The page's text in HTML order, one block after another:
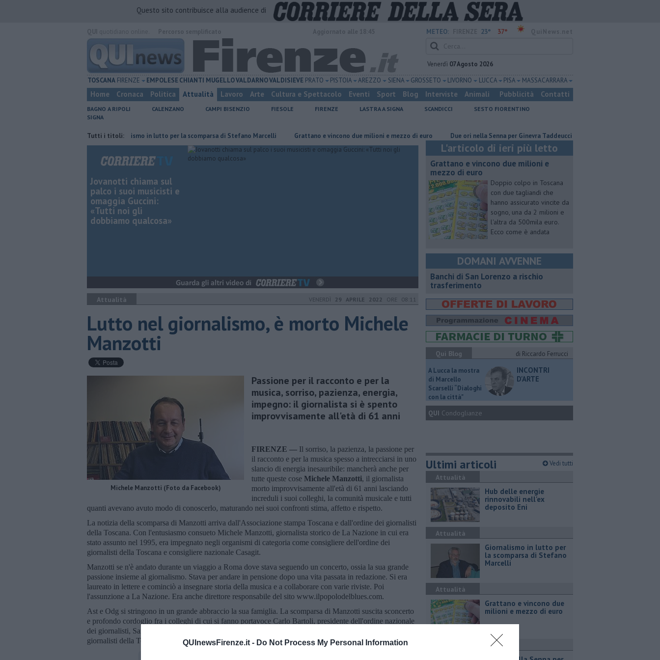
QUInewsFirenze.it - Do Not Process My Personal Information
Questo sito contribuisce alla audience di
METEO: 23° 37°
Venerdì 07 Agosto 2026
TOSCANA FIRENZE EMPOLESECHIANTI MUGELLOVALDARNOVALDISIEVE PRATO PISTOIA AREZZO SIENA GROSSETO LIVORNO LUCCA PISA MASSA CARRARA
Home Cronaca Politica Attualità Lavoro Arte Cultura e Spettacolo Eventi Sport Blog Interviste Animali Pubblicità Contatti
BAGNO A RIPOLI CALENZANO CAMPI BISENZIO FIESOLE FIRENZE LASTRA A SIGNA SCANDICCI
SESTO FIORENTINO
SIGNA
Tutti i titoli:
Giornalismo in lutto per la scomparsa di Stefano Marcelli Grattano e vincono due milioni e mezzo di euro Due ori nella Senna per Ginevra Taddeucci Hub delle energie rinnovabili
Jovanotti chiama sul
palco i suoi musicisti e
omaggia Guccini:
«Tutti noi gli
dobbiamo qualcosa»
Attualità VENERDÌ 29 APRILE 2022 ORE 08:11
Lutto nel giornalismo, è morto Michele
Manzotti
Michele Manzotti (Foto da Facebook)
Passione per il racconto e per la
musica, sorriso, pazienza, energia,
impegno: il giornalista si è spento
improvvisamente all'età di 61 anni
FIRENZE — Il sorriso, la pazienza, la passione per
il racconto e per la musica spesso a intrecciarsi in uno
slancio di energia inesauribile: mancherà anche per
tutte queste cose Michele Manzotti, il giornalista
morto improvvisamente all'età di 61 anni lasciando
increduli i suoi colleghi, la comunità musicale e tutti
quanti avevano avuto modo di conoscerlo, maturando nei suoi confronti stima, affetto e rispetto.
La notizia della scomparsa di Manzotti arriva dall'Associazione stampa Toscana e dall'ordine dei giornalisti
della Toscana. Con l'entusiasmo consueto Michele Manzotti, giornalista storico de La Nazione in cui era
stato assunto nel 1995, era impegnato negli organismi di categoria come consigliere dell'ordine dei
giornalisti della Toscana e consigliere nazionale Casagit.
Manzotti se n'è andato durante un viaggio a Roma dove stava seguendo un concerto, ossia la sua grande
passione insieme al giornalismo. Stava per andare in pensione dopo una vita passata in redazione. Si era
laureato in lettere e cominciò a insegnare storia della musica e a collaborare con varie riviste. Poi
l'assunzione a La Nazione. Era anche direttore responsabile del sito www.ilpopolodelblues.com.
Ast e Odg si stringono in un grande abbraccio la sua famiglia. La scomparsa di Manzotti suscita sconcerto
e profondo cordoglio fra i colleghi di cui si fanno portavoce Carlo Bartoli, presidente dell'ordine nazionale
dei giornalisti, Sandro Bennucci, presidente dell'Ast e Giampaolo Marchini, presidente dell'ordine dei
giornalisti della Toscana.
L'articolo di ieri più letto
Grattano e vincono due milioni e
mezzo di euro
Doppio colpo in Toscana
con due tagliandi che
hanno assicurato vincite da
sogno, una da 2 milioni e
l'altra da 500mila euro.
Ecco come è andata
DOMANI AVVENNE
Banchi di San Lorenzo a rischio
trasferimento
Qui Blog
di Riccardo Ferrucci
A Lucca la mostra
di Marcello
Scarselli “Dialoghi
con la città"
INCONTRI
D'ARTE
QUI Condoglianze
Ultimi articoli Vedi tutti
Attualità
Hub delle energie
rinnovabili nell'ex
deposito Eni
Attualità
Giornalismo in lutto per
la scomparsa di Stefano
Marcelli
Attualità
Grattano e vincono due
milioni e mezzo di euro